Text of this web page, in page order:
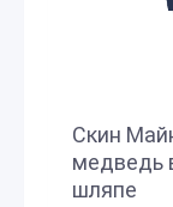
Скин
медведь
шляпе